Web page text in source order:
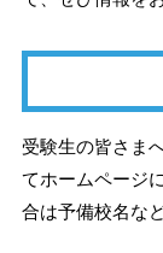
受験生の皆さま
てホームページ
合は予備校名な